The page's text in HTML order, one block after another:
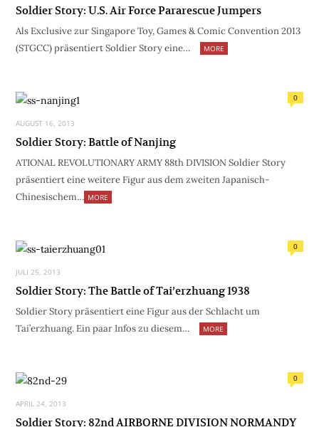
Soldier Story: U.S. Air Force Pararescue Jumpers
Als Exclusive zur Singapore Toy, Games & Comic Convention 2013
(STGCC) präsentiert Soldier Story eine…
MORE
AUGUST 16, 2013
0
Soldier Story: Battle of Nanjing
ATIONAL REVOLUTIONARY ARMY 88th DIVISION Soldier Story
präsentiert eine weitere Figur aus dem zweiten Japanisch-
Chinesischem… MORE
JULI 25, 2013
0
Soldier Story: The Battle of Tai’erzhuang 1938
Soldier Story präsentiert eine Figur aus der Schlacht um
Tai’erzhuang. Ein paar Infos zu diesem…
MORE
APRIL 24, 2013
0
Soldier Story: 82nd AIRBORNE DIVISION NORMANDY